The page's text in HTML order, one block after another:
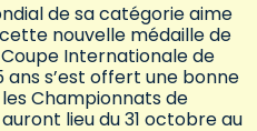
de sa catégorie aime
nouvelle médaille de
Internationale de
ans s’est offert une bonne
Championnats de
lieu du 31 octobre au